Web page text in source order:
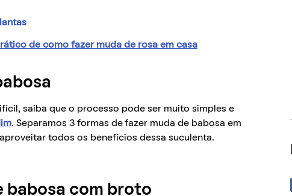
de como fazer muda de rosa em casa
saiba que o processo pode ser muito simples e
. Separamos 3 formas de fazer muda de babosa em
todos os benefícios dessa suculenta.
babosa com broto